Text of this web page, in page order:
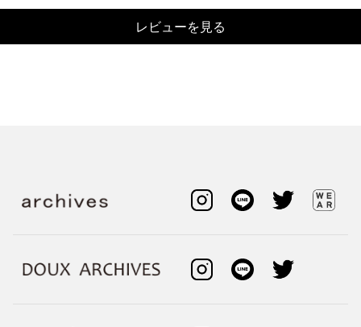
レビューを見る